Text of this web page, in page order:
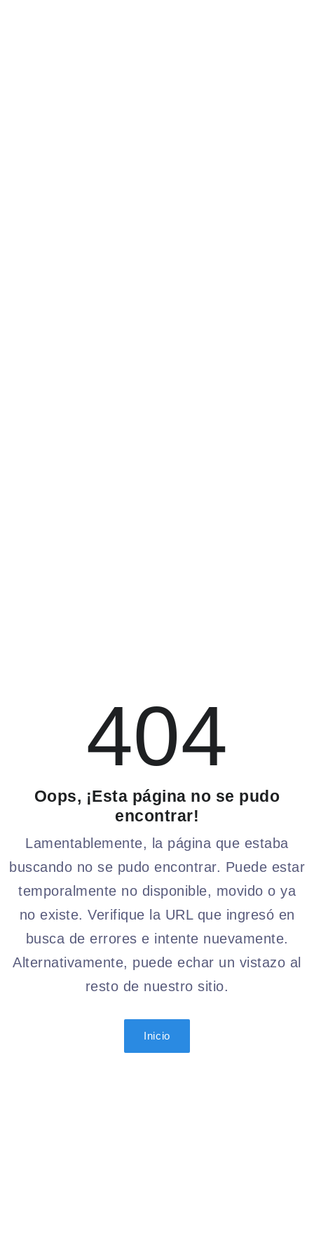
404
Oops, ¡Esta página no se pudo
encontrar!
Lamentablemente, la página que estaba
buscando no se pudo encontrar. Puede estar
temporalmente no disponible, movido o ya
no existe. Verifique la URL que ingresó en
busca de errores e intente nuevamente.
Alternativamente, puede echar un vistazo al
resto de nuestro sitio.
Inicio